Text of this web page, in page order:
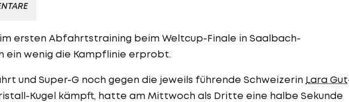
ersten Abfahrtstraining beim Weltcup-Finale in Saalbach-
ein wenig die Kampflinie erprobt.
und Super-G noch gegen die jeweils führende Schweizerin Lara Gut
Kugel kämpft, hatte am Mittwoch als Dritte eine halbe Sekunde